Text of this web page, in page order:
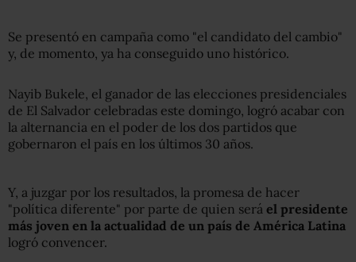
Se presentó en campaña como "el candidato del cambio"
y, de momento, ya ha conseguido uno histórico.
Nayib Bukele, el ganador de las elecciones presidenciales
de El Salvador celebradas este domingo, logró acabar con
la alternancia en el poder de los dos partidos que
gobernaron el país en los últimos 30 años.
Y, a juzgar por los resultados, la promesa de hacer
"política diferente" por parte de quien será el presidente
más joven en la actualidad de un país de América Latina
logró convencer.